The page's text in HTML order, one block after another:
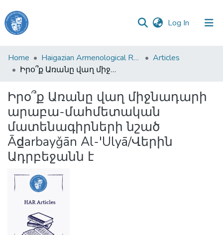
Log In (current)
Haigazian
University
&
Collections
All of DSpace
Home Haigazian Armenological Review
Articles
Իրօ՞ք Առանը վաղ միջնադարի արաբա-մահմետական մատենագիրների նշած Ād̲arbayǧān Al-'Ulyā/Վերին Ադրբեջանն է
Իրօ՞ք Առանը վաղ միջնադարի
արաբա-մահմետական
մատենագիրների նշած
Ād̲arbayǧān Al-'Ulyā/Վերին
Ադրբեջանն է